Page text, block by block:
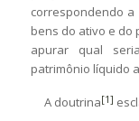
correspondendo
bens do ativo e do
apurar qual
patrimônio líquido
A doutrina[1]